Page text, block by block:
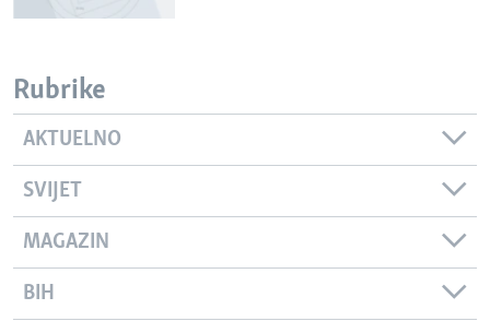
Rubrike
AKTUELNO
SVIJET
MAGAZIN
BIH